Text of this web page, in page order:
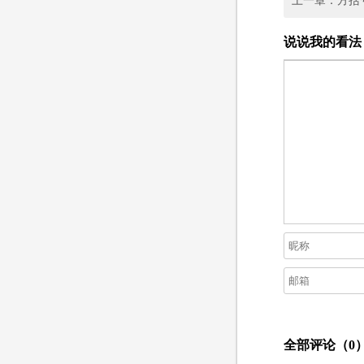
说说我的看法
全部评论（0）